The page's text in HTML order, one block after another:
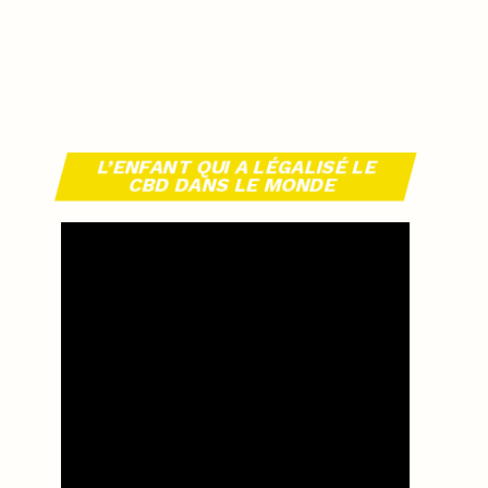
L’ENFANT QUI A LÉGALISÉ LE
CBD DANS LE MONDE